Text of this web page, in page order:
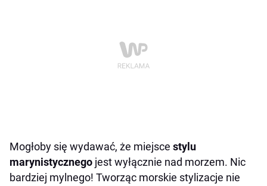
Mogłoby się wydawać, że miejsce stylu
marynistycznego jest wyłącznie nad morzem. Nic
bardziej mylnego! Tworząc morskie stylizacje nie